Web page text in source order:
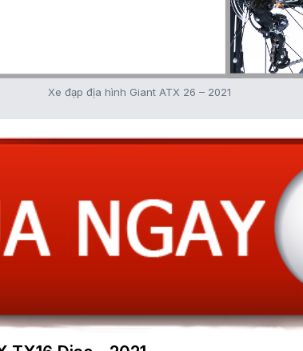
Xe đạp địa hình Giant ATX 26 – 2021